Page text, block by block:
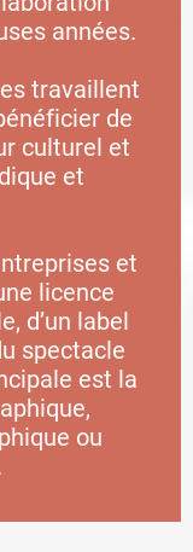
années.
travaillent
de
culturel et
et
et
licence
d’un label
spectacle
est la
ou